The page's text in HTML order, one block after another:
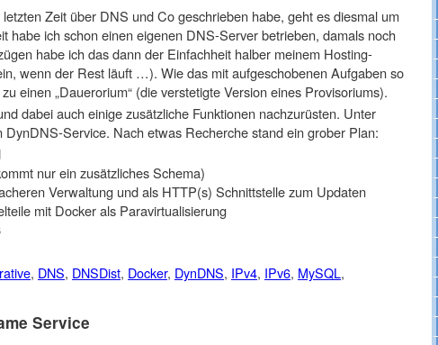
Zeit über DNS und Co geschrieben habe, geht es diesmal um
habe ich schon einen eigenen DNS-Server betrieben, damals noch
habe ich das dann der Einfachheit halber meinem Hosting-
wenn der Rest läuft …). Wie das mit aufgeschobenen Aufgaben so
einen „Dauerorium“ (die verstetigte Version eines Provisoriums).
dabei auch einige zusätzliche Funktionen nachzurüsten. Unter
Service. Nach etwas Recherche stand ein grober Plan:
nur ein zusätzliches Schema)
Verwaltung und als HTTP(s) Schnittstelle zum Updaten
mit Docker als Paravirtualisierung
, DNS, DNSDist, Docker, DynDNS, IPv4, IPv6, MySQL,
Service